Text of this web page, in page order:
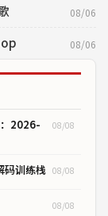
08/06
08/06
2026-
08/08
码训练栈 08/08
08/08